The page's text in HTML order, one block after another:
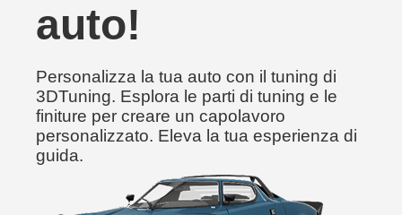
auto!
Personalizza la tua auto con il tuning di
3DTuning. Esplora le parti di tuning e le
finiture per creare un capolavoro
personalizzato. Eleva la tua esperienza di
guida.